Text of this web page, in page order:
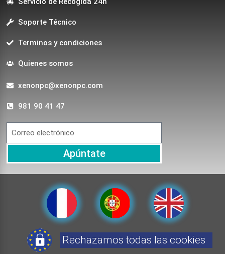
Soporte Técnico
Terminos y condiciones
Quienes somos
xenonpc@xenonpc.com
981 90 41 47
Apúntate
Rechazamos todas las cookies